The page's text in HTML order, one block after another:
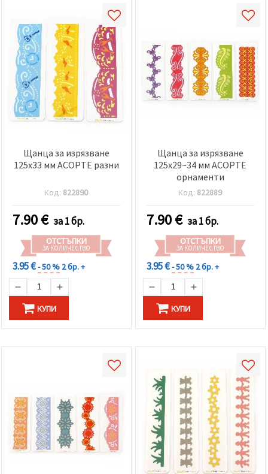
Щанца за изрязване
125x33 мм АСОРТЕ разни
Код: 822890
7.90€ за 1 бр.
ОТСТЪПКИ
ЗА КОЛИЧЕСТВО
3.95 €- 50 % 2 бр. +
КУПИ
Щанца за изрязване
125x29~34 мм АСОРТЕ
орнаменти
Код: 822889
7.90€ за 1 бр.
ОТСТЪПКИ
ЗА КОЛИЧЕСТВО
3.95 €- 50 % 2 бр. +
КУПИ